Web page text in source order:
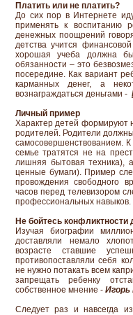
Платить или не платить?
До сих пор в Интернете
применять к воспитанию
денежных поощрений
детства учится
хорошая учеба должна
обязанности – это
посередине. Как вариант
карманных денег, а
вознаграждаться деньгами -
Личный пример
Характер детей формируют
родителей. Родители
самосовершенствованием.
семье тратятся не на
лишняя бытовая техника),
ценные бумаги). Пример
провождения свободного
часов перед телевизором
профессиональных навыков.
Не бойтесь конфликтности
Изучая биографии
доставляли немало
возрасте ставшие
противопоставляли себя
не нужно потакать всем
запрещать ребенку
собственное мнение - Игорь
Следует раз и навсегда